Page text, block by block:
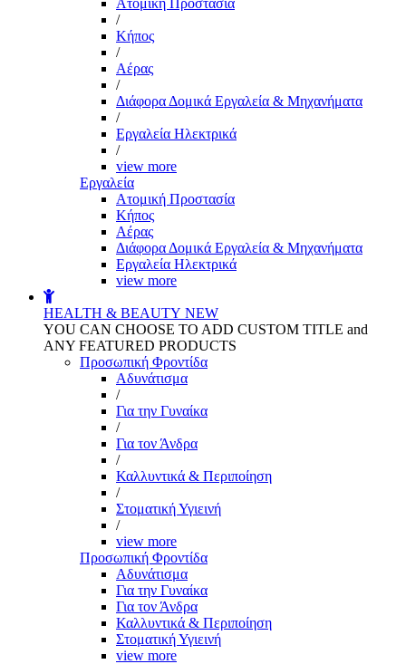
Aτομική Προστασία
/
Kήπος
/
Αέρας
/
Διάφορα Δομικά Εργαλεία & Μηχανήματα
/
Εργαλεία Ηλεκτρικά
/
view more
Εργαλεία
Aτομική Προστασία
Kήπος
Αέρας
Διάφορα Δομικά Εργαλεία & Μηχανήματα
Εργαλεία Ηλεκτρικά
view more
HEALTH & BEAUTY NEW
YOU CAN CHOOSE TO ADD CUSTOM TITLE and
ANY FEATURED PRODUCTS
Προσωπική Φροντίδα
Αδυνάτισμα
/
Για την Γυναίκα
/
Για τον Άνδρα
/
Καλλυντικά & Περιποίηση
/
Στοματική Υγιεινή
/
view more
Προσωπική Φροντίδα
Αδυνάτισμα
Για την Γυναίκα
Για τον Άνδρα
Καλλυντικά & Περιποίηση
Στοματική Υγιεινή
view more